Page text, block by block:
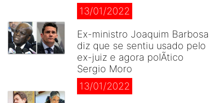
13/01/2022
Ex-ministro Joaquim Barbosa
diz que se sentiu usado pelo
ex-juiz e agora polÃ­tico
Sergio Moro
13/01/2022